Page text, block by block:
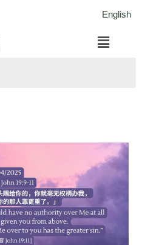
English
菜
单